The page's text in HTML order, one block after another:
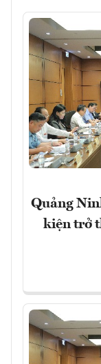
Quảng
kiện trở